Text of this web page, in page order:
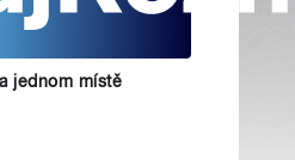
jednom místě